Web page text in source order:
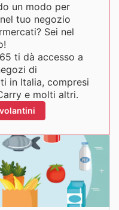
un modo per
tuo negozio
Sei nel
ti dà accesso a
di
in Italia, compresi
e molti altri.